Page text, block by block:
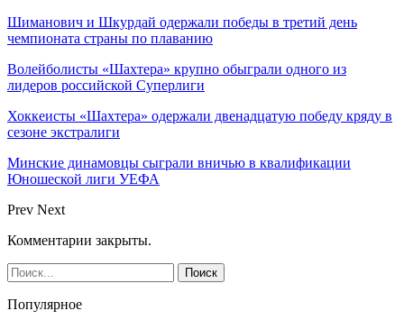
Шиманович и Шкурдай одержали победы в третий день
чемпионата страны по плаванию
Волейболисты «Шахтера» крупно обыграли одного из
лидеров российской Суперлиги
Хоккеисты «Шахтера» одержали двенадцатую победу кряду в
сезоне экстралиги
Минские динамовцы сыграли вничью в квалификации
Юношеской лиги УЕФА
Prev Next
Комментарии закрыты.
Популярное